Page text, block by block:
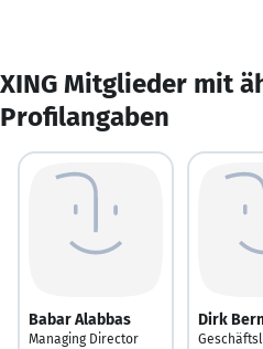
XING Mitglieder mit
Profilangaben
Babar Alabbas
Managing Director
Dirk